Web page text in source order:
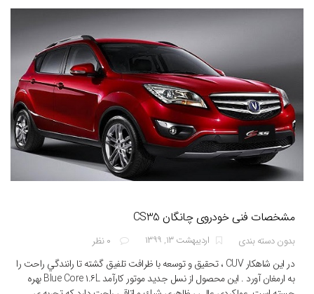
مشخصات فنی خودروی چانگان CS35
بدون دسته بندی اردیبهشت ۱۳, ۱۳۹۹ ۰ نظر
در اين شاهكار CUV ، تحقيق و توسعه با ظرافت تلفيق گشته تا رانندگي راحت را
به ارمغان آورد . اين محصول از نسل جديد موتور كارآمد Blue Core ۱.۶L بهره